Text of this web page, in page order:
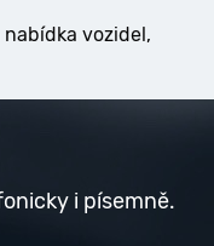
vozidel,
i písemně.